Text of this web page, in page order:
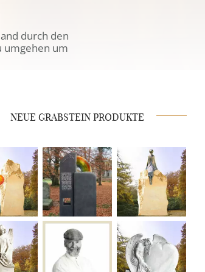
durch den
umgehen um
NEUE GRABSTEIN PRODUKTE